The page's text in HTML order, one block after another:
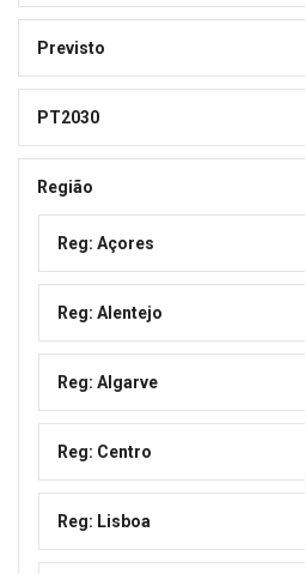
Previsto
PT2030
Região
Reg: Açores
Reg: Alentejo
Reg: Algarve
Reg: Centro
Reg: Lisboa